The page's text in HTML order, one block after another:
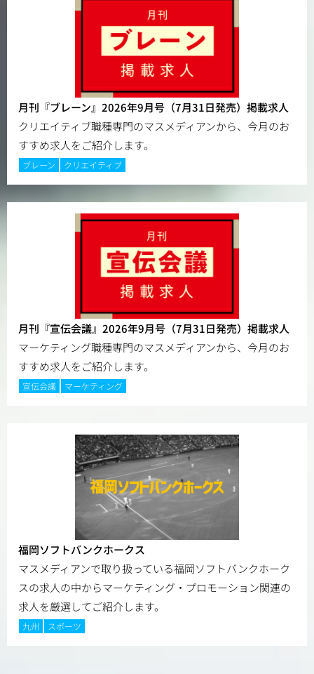
月刊『ブレーン』2026年9月号（7月31日発売）掲載求人
クリエイティブ職種専門のマスメディアンから、今月のお
すすめ求人をご紹介します。
ブレーン クリエイティブ
月刊『宣伝会議』2026年9月号（7月31日発売）掲載求人
マーケティング職種専門のマスメディアンから、今月のお
すすめ求人をご紹介します。
宣伝会議 マーケティング
福岡ソフトバンクホークス
マスメディアンで取り扱っている福岡ソフトバンクホーク
スの求人の中からマーケティング・プロモーション関連の
求人を厳選してご紹介します。
九州 スポーツ